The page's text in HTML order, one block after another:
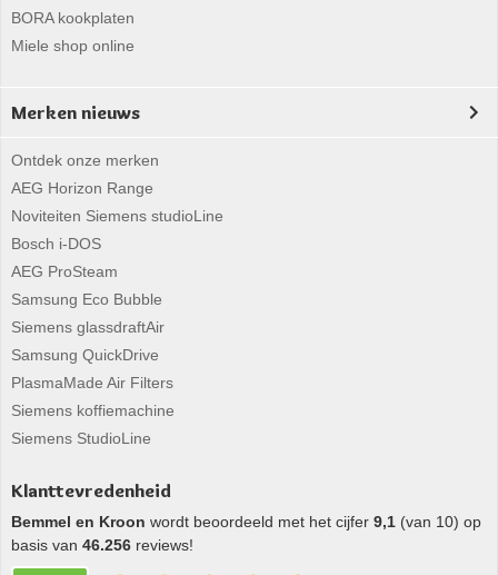
BORA kookplaten
Miele shop online
Merken nieuws
Ontdek onze merken
AEG Horizon Range
Noviteiten Siemens studioLine
Bosch i-DOS
AEG ProSteam
Samsung Eco Bubble
Siemens glassdraftAir
Samsung QuickDrive
PlasmaMade Air Filters
Siemens koffiemachine
Siemens StudioLine
Klanttevredenheid
Bemmel en Kroon wordt beoordeeld met het cijfer 9,1 (van 10) op
basis van 46.256 reviews!